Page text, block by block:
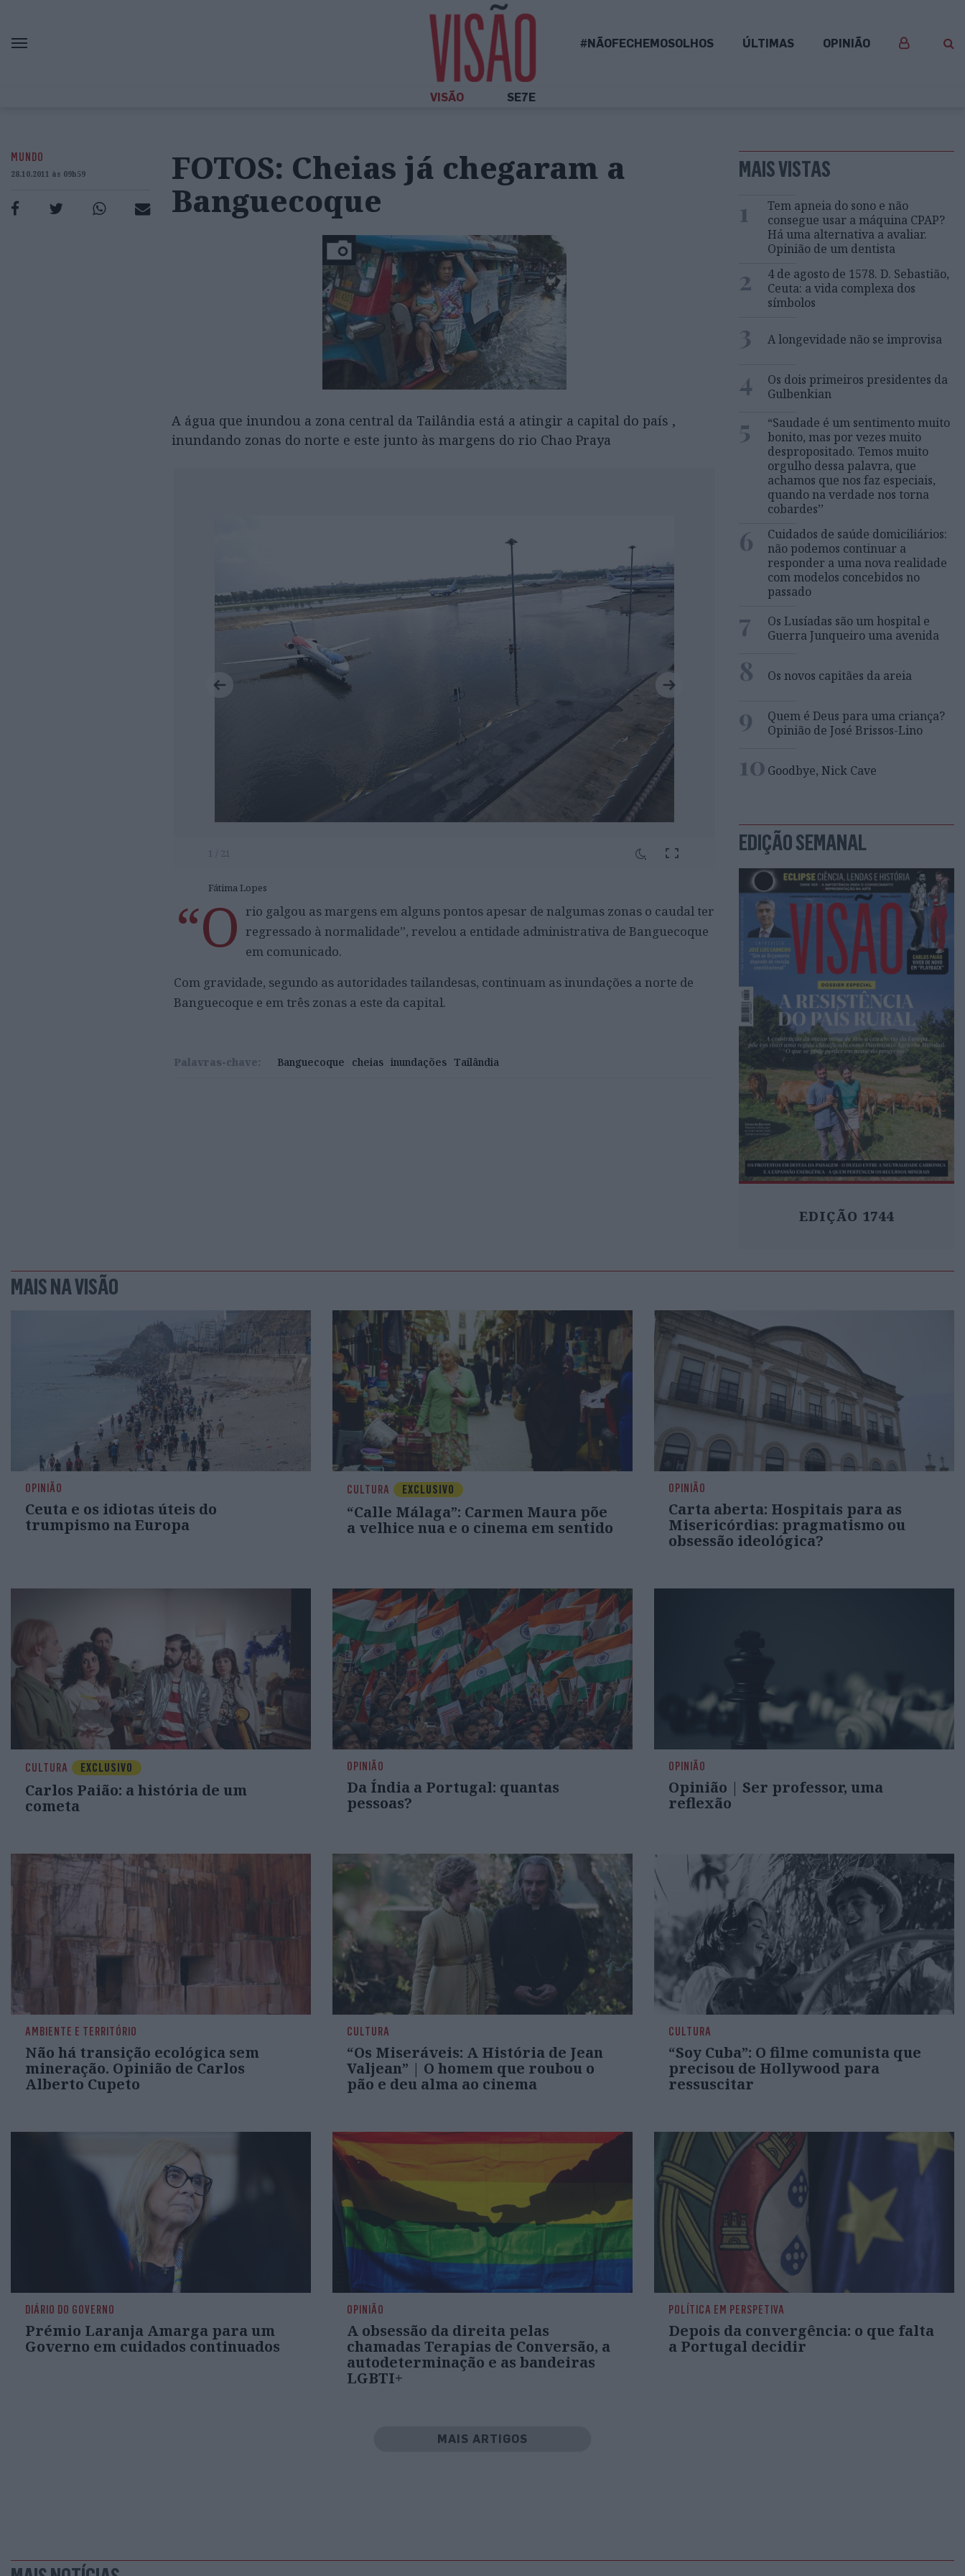
#NÃOFECHEMOSOLHOS ÚLTIMAS OPINIÃO
VISÃO SE7E
MUNDO
28.10.2011 às 09h59
FOTOS: Cheias já chegaram a
Banguecoque
A água que inundou a zona central da Tailândia está a atingir a capital do país ,
inundando zonas do norte e este junto às margens do rio Chao Praya
1 / 21
Fátima Lopes
“O rio galgou as margens em alguns pontos apesar de nalgumas zonas o caudal ter
regressado à normalidade”, revelou a entidade administrativa de Banguecoque
em comunicado.
Com gravidade, segundo as autoridades tailandesas, continuam as inundações a norte de
Banguecoque e em três zonas a este da capital.
Palavras-chave: Banguecoque cheias inundações Tailândia
MAIS VISTAS
1
Tem apneia do sono e não
consegue usar a máquina CPAP?
Há uma alternativa a avaliar.
Opinião de um dentista
2
4 de agosto de 1578. D. Sebastião,
Ceuta: a vida complexa dos
símbolos
3 A longevidade não se improvisa
4
Os dois primeiros presidentes da
Gulbenkian
5
“Saudade é um sentimento muito
bonito, mas por vezes muito
despropositado. Temos muito
orgulho dessa palavra, que
achamos que nos faz especiais,
quando na verdade nos torna
cobardes’’
6
Cuidados de saúde domiciliários:
não podemos continuar a
responder a uma nova realidade
com modelos concebidos no
passado
7
Os Lusíadas são um hospital e
Guerra Junqueiro uma avenida
8 Os novos capitães da areia
9
Quem é Deus para uma criança?
Opinião de José Brissos-Lino
10 Goodbye, Nick Cave
EDIÇÃO SEMANAL
EDIÇÃO 1744
MAIS NA VISÃO
OPINIÃO
Ceuta e os idiotas úteis do
trumpismo na Europa
CULTURA EXCLUSIVO
“Calle Málaga”: Carmen Maura põe
a velhice nua e o cinema em sentido
OPINIÃO
Carta aberta: Hospitais para as
Misericórdias: pragmatismo ou
obsessão ideológica?
CULTURA EXCLUSIVO
Carlos Paião: a história de um
cometa
OPINIÃO
Da Índia a Portugal: quantas
pessoas?
OPINIÃO
Opinião | Ser professor, uma
reflexão
AMBIENTE E TERRITÓRIO
Não há transição ecológica sem
mineração. Opinião de Carlos
Alberto Cupeto
CULTURA
“Os Miseráveis: A História de Jean
Valjean” | O homem que roubou o
pão e deu alma ao cinema
CULTURA
“Soy Cuba”: O filme comunista que
precisou de Hollywood para
ressuscitar
DIÁRIO DO GOVERNO
Prémio Laranja Amarga para um
Governo em cuidados continuados
OPINIÃO
A obsessão da direita pelas
chamadas Terapias de Conversão, a
autodeterminação e as bandeiras
LGBTI+
POLÍTICA EM PERSPETIVA
Depois da convergência: o que falta
a Portugal decidir
MAIS ARTIGOS